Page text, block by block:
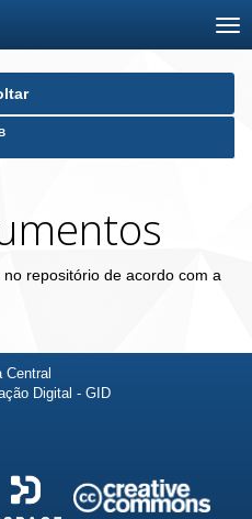
repositório de acordo com a
Central
Digital - GID